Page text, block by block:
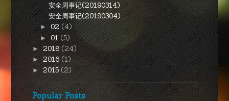
安全周事记(20190314)
安全周事记(20190304)
►02(4)
►01(5)
►2018(24)
►2016(1)
►2015(2)
Popular Posts